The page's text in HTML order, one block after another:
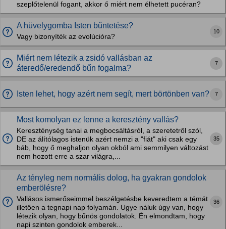
szeplőtelenül fogant, akkor ő miért nem élhetett pucéran?
A hüvelygomba Isten bűntetése?
Vagy bizonyíték az evolúcióra?
10
Miért nem létezik a zsidó vallásban az
áteredő/eredendő bűn fogalma?
7
Isten lehet, hogy azért nem segít, mert börtönben van? 7
Most komolyan ez lenne a keresztény vallás?
Kereszténység tanai a megbocsáltásról, a szeretetről szól,
DE az álítólagos istenük azért nemzi a "fiát" aki csak egy
báb, hogy ő meghaljon olyan okból ami semmilyen változást
nem hozott erre a szar világra,...
35
Az tényleg nem normális dolog, ha gyakran gondolok
emberölésre?
Vallásos ismerőseimmel beszélgetésbe keveredtem a témát
illetően a tegnapi nap folyamán. Ugye náluk úgy van, hogy
létezik olyan, hogy bűnös gondolatok. Én elmondtam, hogy
napi szinten gondolok emberek...
36